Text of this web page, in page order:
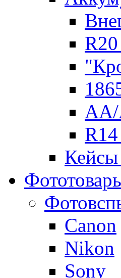
Кейсы
Canon
Nikon
Sony